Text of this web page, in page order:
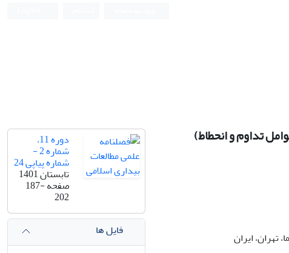
تداوم و انحطاط)
تهران، ایران
دوره 11،
شماره 2 -
شماره پیاپی 24
تابستان 1401
صفحه187-
202
فایل ها